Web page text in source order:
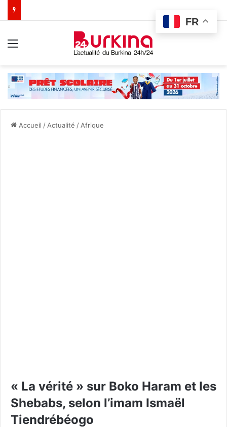
Accueil / Actualité / Afrique
« La vérité » sur Boko Haram et les
Shebabs, selon l’imam Ismaël
Tiendrébéogo
FR